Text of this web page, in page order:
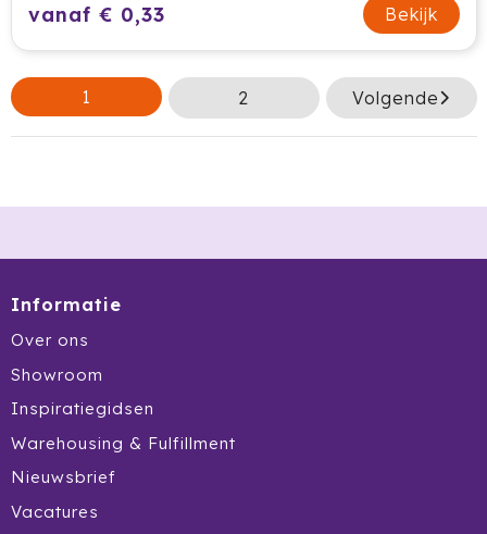
vanaf € 0,33 Bekijk
1 2 Volgende
Informatie
Over ons
Showroom
Inspiratiegidsen
Warehousing & Fulfillment
Nieuwsbrief
Vacatures